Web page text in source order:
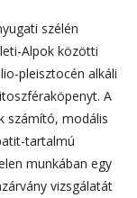
szélén
Alpok közötti
pleisztocén alkáli
A
számító, modális
tartalmú
munkában egy
vizsgálatát